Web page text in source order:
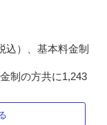
込）、基本料金制
制の方共に1,243